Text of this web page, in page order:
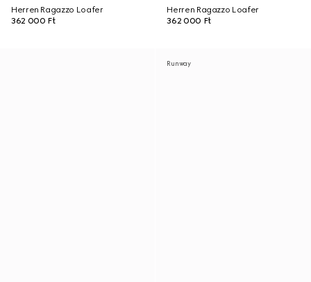
Herren Ragazzo Loafer
362 000 Ft
Herren Ragazzo Loafer
362 000 Ft
Runway